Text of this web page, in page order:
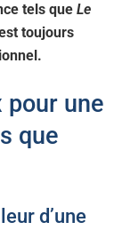
tels que Le
toujours
pour une
que
d’une